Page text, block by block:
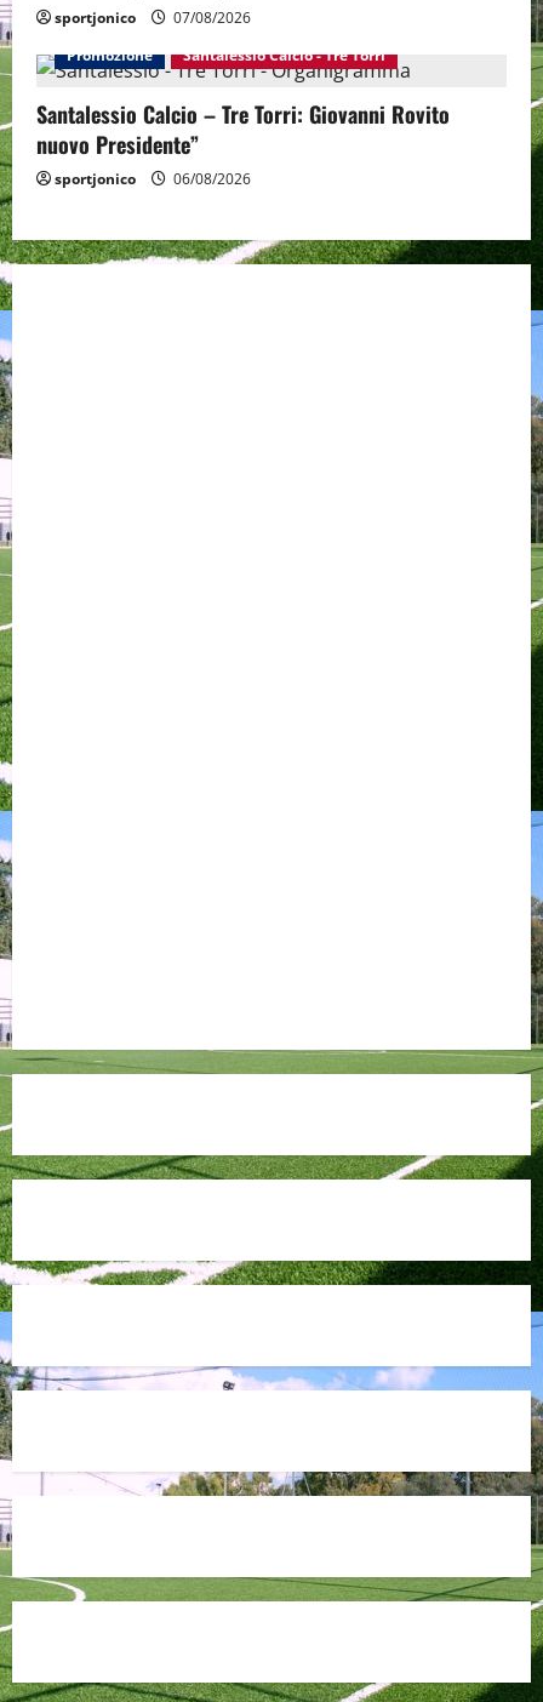
sportjonico
07/08/2026
Promozione
Santalessio Calcio - Tre Torri
Santalessio Calcio – Tre Torri: Giovanni Rovito
nuovo Presidente”
sportjonico 06/08/2026